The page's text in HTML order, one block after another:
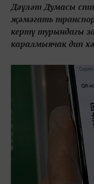
Дәүләт Думасы
җәмәгать
кертү турындагы
каралмыячак дип